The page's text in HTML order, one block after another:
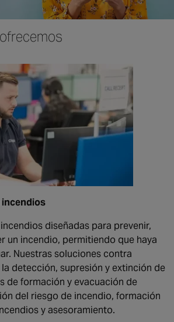
diseñadas para prevenir,
un incendio, permitiendo que haya
Nuestras soluciones contra
detección, supresión y extinción de
de formación y evacuación de
del riesgo de incendio, formación
y asesoramiento.